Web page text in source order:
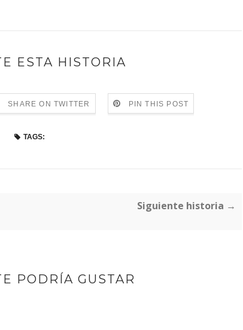
ESTA HISTORIA
SHARE ON TWITTER PIN THIS POST
TAGS:
Siguiente historia →
PODRÍA GUSTAR